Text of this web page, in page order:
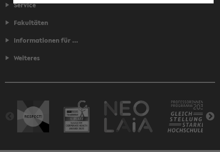
Service
Fakultäten
Informationen für ...
Weiteres